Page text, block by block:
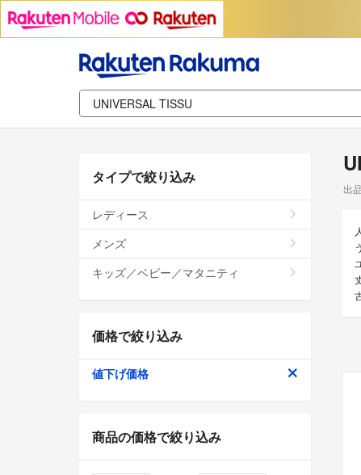
出
タイプで絞り込み
レディース
メンズ
キッズ／ベビー／マタニティ
価格で絞り込み
値下げ価格
商品の価格で絞り込み